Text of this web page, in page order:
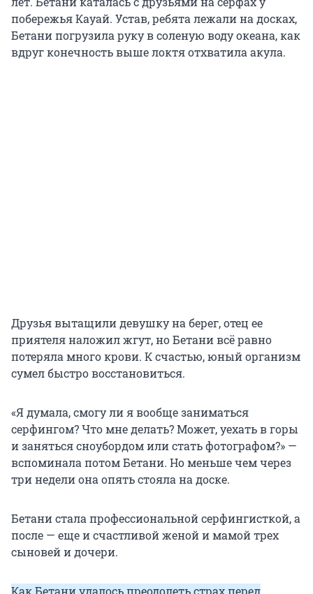
побережья Кауай. Устав, ребята лежали на досках,
Бетани погрузила руку в соленую воду океана, как
вдруг конечность выше локтя отхватила акула.
Друзья вытащили девушку на берег, отец ее
приятеля наложил жгут, но Бетани всё равно
потеряла много крови. К счастью, юный организм
сумел быстро восстановиться.
«Я думала, смогу ли я вообще заниматься
серфингом? Что мне делать? Может, уехать в горы
и заняться сноубордом или стать фотографом?» —
вспоминала потом Бетани. Но меньше чем через
три недели она опять стояла на доске.
Бетани стала профессиональной серфингисткой, а
после — еще и счастливой женой и мамой трех
сыновей и дочери.
Как Бетани удалось преодолеть страх перед